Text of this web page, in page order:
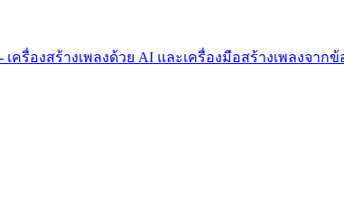
เครื่องสร้างเพลงด้วย AI และเครื่องมือสร้างเพลงจา